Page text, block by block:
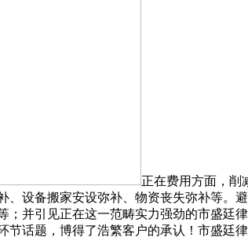
正在费用方面，削
设备搬家安设弥补、物资丧失弥补等。
并引见正在这一范畴实力强劲的市盛廷
话题，博得了浩繁客户的承认！市盛廷